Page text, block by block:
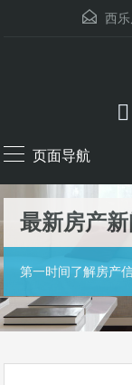
西
页面导航
最新房产
第一时间了解房产